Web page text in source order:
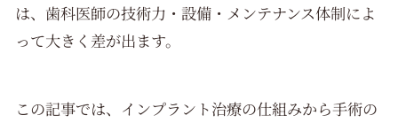
は、歯科医師の技術力・設備・メンテナンス体制によ
って大きく差が出ます。
この記事では、インプラント治療の仕組みから手術の